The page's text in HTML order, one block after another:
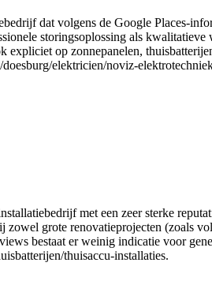
dat volgens de Google Places-
storingsoplossing als
op zonnepanelen,
elektricien/noviz-
met een zeer sterke
grote renovatieprojecten (zoals
bestaat er weinig indicatie voor
thuisaccu-installaties.